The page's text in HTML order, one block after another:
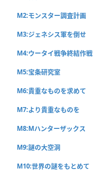
M2:モンスター調査計画
M3:ジェネシス軍を倒せ
M4:ウータイ戦争終結作戦
M5:宝条研究室
M6:貴重なものを求めて
M7:より貴重なものを
M8:Mハンターザックス
M9:謎の大空洞
M10:世界の謎をもとめて